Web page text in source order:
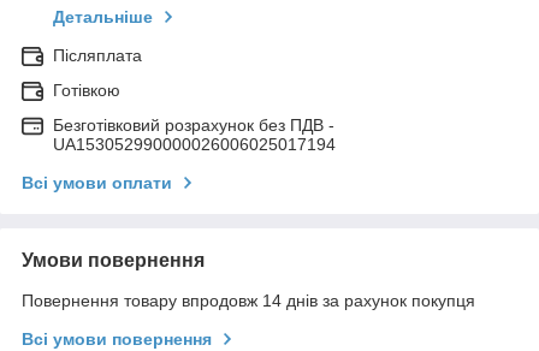
Детальніше
Післяплата
Готівкою
Безготівковий розрахунок без ПДВ -
UA153052990000026006025017194
Всі умови оплати
Умови повернення
Повернення товару впродовж 14 днів за рахунок покупця
Всі умови повернення